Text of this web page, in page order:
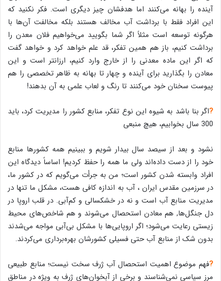
آینده را بهانه می‌کنند اما هدفشان چیز دیگری است. فکر نکنید که
این افراد فقط با برداشت آب مخالف هستند بلکه مخالفت آن‌ها با
هرگونه توسعه‌ است مثلاً اگر شما بگویید می‌خواهیم فلان معدن را
برداشت کنیم، باز هم همین تفکر، قد علم خواهد کرد و خواهد گفت
که اگر این ماده معدنی را از خارج وارد کنیم، ارزانتر است و این
معادن را بگذارید برای آینده و چهار تا بهانه به ظاهر تخصصی را هم
پیوست سخنان خود می‌کنند تا رنگ و لعاب علمی به آن بدهند!
?اگر بنا باشد به شیوه این نوع تفکر، منابع کشور را مدیریت کرد، باید
300 سال بخوابیم، هیچ منبعی
نشود و بعد از سیصد سال بیدار شویم و ببینیم همه کشورها منابع
خود را از دست داده‌اند ولی ما همه را حفظ کردیم! اساساً دیدگاه این
افراد وابسته شدن کشور است؛ من به جرأت می‌گویم که در کشور ما،
در سرزمین مقدس ایران ، آب به اندازه‌ کافی هست، مشکل ما تنها در
مدیریت منابع آب است و نه در خشکسالی و کم‌آبی. در قلب اروپا در
دل جنگل‌ها, هم معادن استحصال می‌شوند و هم شاخص‌های محیط
زیستی رعایت می‌شود؛ اگر اروپایی‌ها با مشکل بی‌آبی مواجه می‌شدند
بدون شک از منابع آب حتی فسیلی کشورشان بهره‌برداری می‌کردند.
?فهم موضوع اهمیت استحصال آب ژرف سخت نیست؛ منابع طبیعی
مرز سیاسی نمی‌شناسند و برخی از آبخوان‌های ژرف به ویژه در مناطق